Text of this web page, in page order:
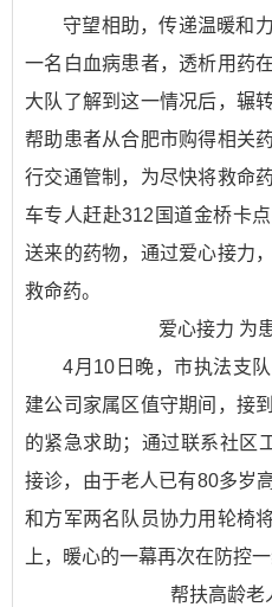
守望相助，传递温暖和
一名白血病患者，透析用药
大队了解到这一情况后，辗
帮助患者从合肥市购得相关
行交通管制，为尽快将救命
车专人赶赴312国道金桥卡
送来的药物，通过爱心接力
救命药。
爱心接力 为
4月10日晚，市执法支
建公司家属区值守期间，接
的紧急求助；通过联系社区
接诊，由于老人已有80多岁
和方军两名队员协力用轮椅
上，暖心的一幕再次在防控一
帮扶高龄老